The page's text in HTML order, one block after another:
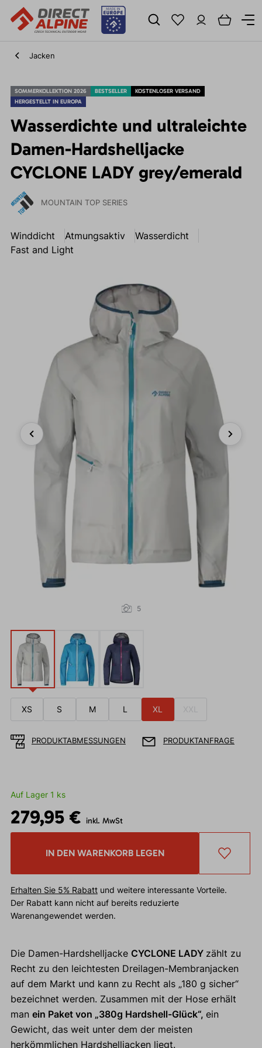
Jacken
SOMMERKOLLEKTION 2026 BESTSELLER
KOSTENLOSER VERSAND
HERGESTELLT IN EUROPA
Wasserdichte und ultraleichte
Damen-Hardshelljacke
CYCLONE LADY grey/emerald
MOUNTAIN TOP SERIES
Winddicht Atmungsaktiv
Wasserdicht
Fast and Light
5
XS S M L XL XXL
PRODUKTABMESSUNGEN PRODUKTANFRAGE
Auf Lager 1 ks
279,95 € inkl. MwSt
IN DEN WARENKORB LEGEN
Erhalten Sie 5% Rabattund weitere interessante Vorteile.
Der Rabatt kann nicht auf bereits reduzierte
Warenangewendet werden.
Die Damen-Hardshelljacke CYCLONE LADY zählt zu
Recht zu den leichtesten Dreilagen-Membranjacken
auf dem Markt und kann zu Recht als „180 g sicher“
bezeichnet werden. Zusammen mit der Hose erhält
man ein Paket von „380g Hardshell-Glück“, ein
Gewicht, das weit unter dem der meisten
herkömmlichen Hardshelljacken liegt.